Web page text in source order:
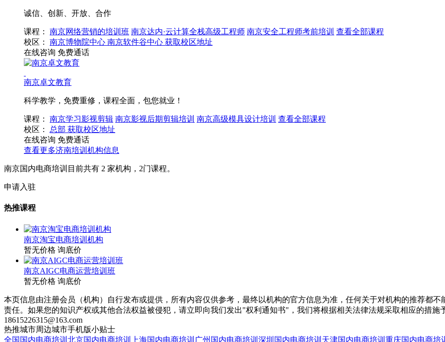
诚信、创新、开放、合作
课程： 南京网络营销的培训班 南京达内·云计算全栈高级工程师 南京安全工程师考前培训 查看全部课程
校区：
南京博物院中心 南京软件谷中心 获取校区地址
在线咨询 免费通话
南京卓文教育
科学教学，免费重修，课程全面，包您就业！
课程： 南京学习影视剪辑 南京影视后期剪辑培训 南京高级模具设计培训 查看全部课程
校区：
总部 获取校区地址
在线咨询 免费通话
查看更多济南培训机构信息
南京国内电商培训目前共有 2 家机构， 2门课程。
申请入驻
热推课程
南京淘宝电商培训机构
暂无价格 询底价
南京AIGC电商运营培训班
暂无价格 询底价
本页信息由注册会员（机构）自行发布或提供，所有内容仅供参考，最终以机构的官方信息为准，任何关于对机构的推荐都
责任。如果您的知识产权或其他合法权益被侵犯，请立即向我们发出"权利通知书"，我们将根据相关法律法规采取相应的措
18615226315@163.com
热推城市周边城市手机版小贴士
全国国内电商培训 北京国内电商培训 上海国内电商培训 广州国内电商培训 深圳国内电商培训 天津国内电商培训 重庆国内电商培